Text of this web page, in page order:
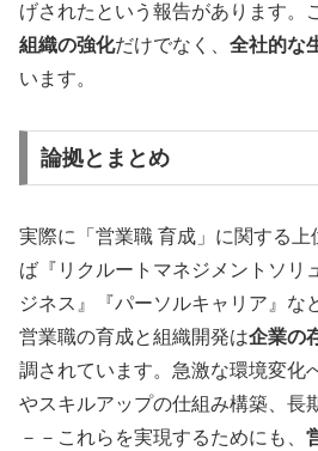
げされたという報告があります。
組織の強化だけでなく、 全社的な
います。
論拠とまとめ
実際に「営業職 育成」に関する上
ば『リクルートマネジメントソリ
ジネス』『パーソルキャリア』な
営業職の育成と組織開発は企業の
調されています。急激な環境変化
やスキルアップの仕組み構築、長
－－これらを実現するためにも、